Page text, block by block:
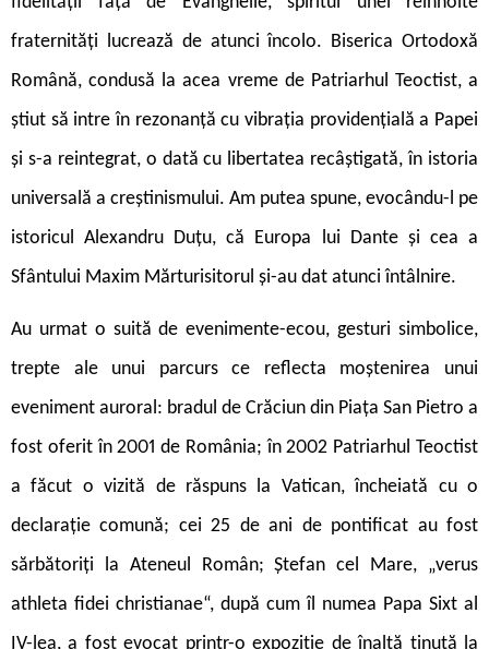
fraternități lucrează de atunci încolo. Biserica Ortodoxă
Română, condusă la acea vreme de Patriarhul Teoctist, a
știut să intre în rezonanță cu vibrația providențială a Papei
și s-a reintegrat, o dată cu libertatea recâștigată, în istoria
universală a creștinismului. Am putea spune, evocându-l pe
istoricul Alexandru Duțu, că Europa lui Dante și cea a
Sfântului Maxim Mărturisitorul și-au dat atunci întâlnire.
Au urmat o suită de evenimente-ecou, gesturi simbolice,
trepte ale unui parcurs ce reflecta moștenirea unui
eveniment auroral: bradul de Crăciun din Piața San Pietro a
fost oferit în 2001 de România; în 2002 Patriarhul Teoctist
a făcut o vizită de răspuns la Vatican, încheiată cu o
declarație comună; cei 25 de ani de pontificat au fost
sărbătoriți la Ateneul Român; Ștefan cel Mare, „verus
athleta fidei christianae“, după cum îl numea Papa Sixt al
IV-lea, a fost evocat printr-o expoziție de înaltă ținută la